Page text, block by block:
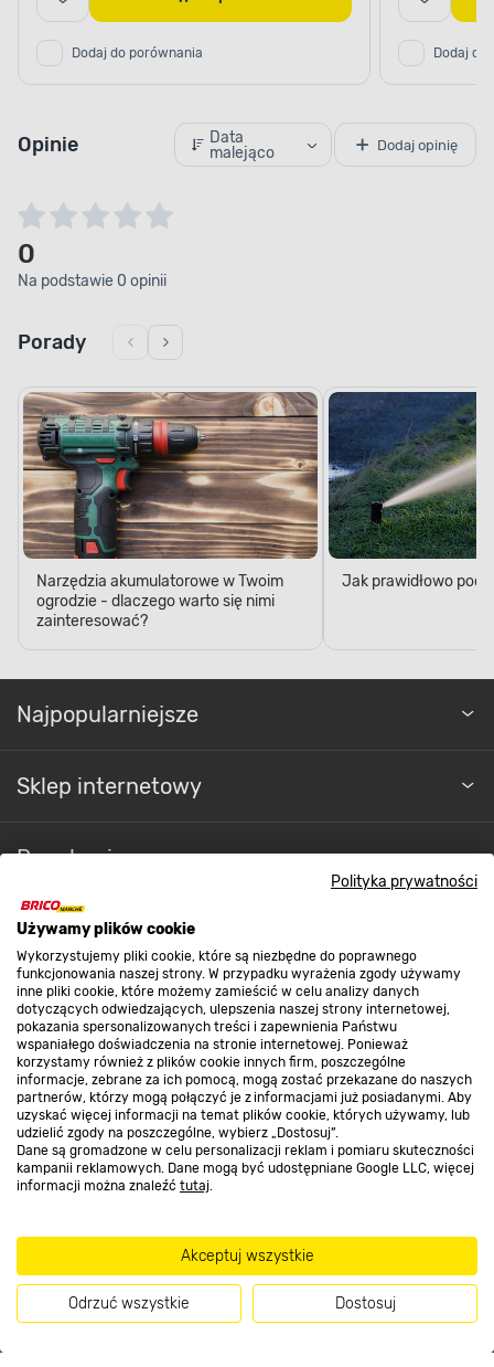
Polityka prywatności
Używamy plików cookie
Wykorzystujemy pliki cookie, które są niezbędne do poprawnego
funkcjonowania naszej strony. W przypadku wyrażenia zgody używamy
inne pliki cookie, które możemy zamieścić w celu analizy danych
dotyczących odwiedzających, ulepszenia naszej strony internetowej,
pokazania spersonalizowanych treści i zapewnienia Państwu
wspaniałego doświadczenia na stronie internetowej. Ponieważ
korzystamy również z plików cookie innych firm, poszczególne
informacje, zebrane za ich pomocą, mogą zostać przekazane do naszych
partnerów, którzy mogą połączyć je z informacjami już posiadanymi. Aby
uzyskać więcej informacji na temat plików cookie, których używamy, lub
udzielić zgody na poszczególne, wybierz „Dostosuj”.
Dane są gromadzone w celu personalizacji reklam i pomiaru skuteczności
kampanii reklamowych. Dane mogą być udostępniane Google LLC, więcej
informacji można znaleźć tutaj.
Akceptuj wszystkie
Odrzuć wszystkie Dostosuj
Dodaj do porównania Dodaj do
Opinie
Data
malejąco
Dodaj opinię
0
Na podstawie 0 opinii
Porady
Narzędzia akumulatorowe w Twoim
ogrodzie - dlaczego warto się nimi
zainteresować?
Jak prawidłowo
Najpopularniejsze
Sklep internetowy
Regulaminy
Promocje
Nasze sklepy
O nas
Kontakt do sklepu
Dołącz do nas